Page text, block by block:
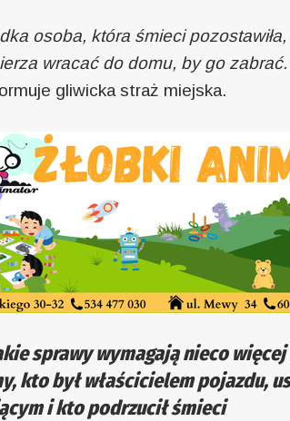
osoba, która śmieci
wracać do domu, by go
gliwicka straż miejska.
sprawy wymagają nieco
kto był właścicielem pojazdu,
i kto podrzucił śmieci